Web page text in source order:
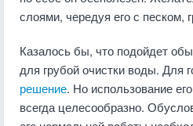
слоями, чередуя его с песком,
Казалось бы, что подойдет
для грубой очистки воды. Для
решение. Но использование
всегда целесообразно.